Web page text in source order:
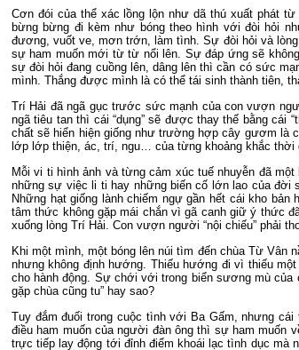
Cơn đói của thể xác lồng lộn như dã thú xuất phát
bừng bừng đi kèm như bóng theo hình với đòi hỏi
đương, vuốt ve, mơn trớn, làm tình. Sự đòi hỏi và
sự ham muốn mới từ từ nổi lên. Sự đáp ứng sẽ
sự đòi hỏi đang cuồng lên, dâng lên thì cần có sức
mình. Thắng được mình là có thể tái sinh thành tiên,
Trí Hải đã ngã gục trước sức mạnh của con vượn
ngã tiêu tan thì cái “dụng” sẽ được thay thế bằng cái
chất sẽ hiển hiện giống như trường hợp cây gươm là
lớp lớp thiện, ác, trí, ngu… của từng khoảng khắc thời
Mỗi vi ti hình ảnh và từng cảm xúc tuế nhuyễn đã
những sự việc li ti hay những biến cố lớn lao của đời
Những hạt giống lành chiếm ngự gần hết cái kho
tâm thức không gặp mái chắn vì gã canh giữ ý thức
xuống lòng Trí Hải. Con vượn người “nội chiếu” phải
Khi một mình, một bóng lên núi tìm đến chùa Từ
nhưng không định hướng. Thiếu hướng đi vì thiếu
cho hành động. Sự chới với trong biển sương mù của
gặp chùa cũng tu” hay sao?
Tuy đắm đuối trong cuộc tình với Ba Gấm, nhưng
điều ham muốn của người đàn ông thì sự ham
trực tiếp lay động tới đỉnh điểm khoái lạc tình dục mà